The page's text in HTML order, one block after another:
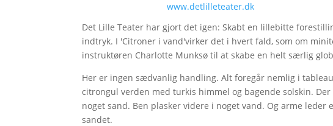
www.detlilleteater.dk
Det Lille Teater har gjort det igen: Skabt en lillebitte
indtryk. I 'Citroner i vand'virker det i hvert fald, som om
instruktøren Charlotte Munksø til at skabe en helt særlig
Her er ingen sædvanlig handling. Alt foregår nemlig i
citrongul verden med turkis himmel og bagende solskin.
noget sand. Ben plasker videre i noget vand. Og arme
sandet.